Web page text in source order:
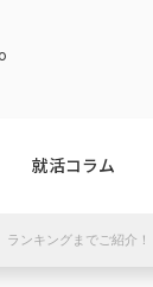
就活コラム
ンキングまでご紹介！